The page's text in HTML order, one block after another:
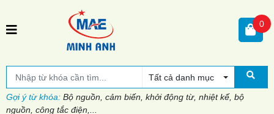
Tất cả danh mục
Gợi ý từ khóa: Bộ nguồn, cảm biến, khởi động từ, nhiệt kế, bộ
nguồn, công tắc điện,...
0